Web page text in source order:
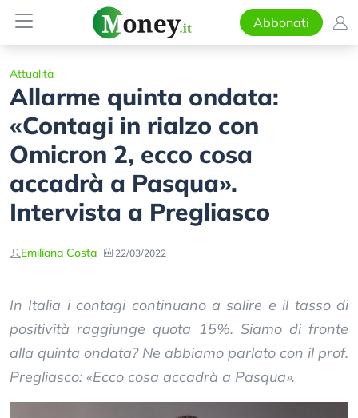
Abbonati
Attualità
Allarme quinta ondata:
«Contagi in rialzo con
Omicron 2, ecco cosa
accadrà a Pasqua».
Intervista a Pregliasco
Emiliana Costa 22/03/2022
In Italia i contagi continuano a salire e il tasso di
positività raggiunge quota 15%. Siamo di fronte
alla quinta ondata? Ne abbiamo parlato con il prof.
Pregliasco: «Ecco cosa accadrà a Pasqua».